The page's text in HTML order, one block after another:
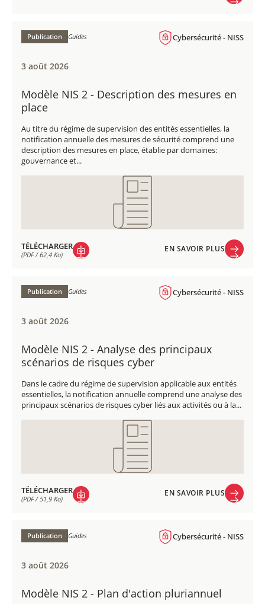
Publication Guides Cybersécurité - NISS
3 août 2026
Modèle NIS 2 - Description des mesures en
place
Au titre du régime de supervision des entités essentielles, la
notification annuelle des mesures de sécurité comprend une
description des mesures en place, établie par domaines:
gouvernance et...
TÉLÉCHARGER
(PDF / 62,4 Ko)
(PDF / 62,4 Ko)
EN SAVOIR PLUS
Publication Guides Cybersécurité - NISS
3 août 2026
Modèle NIS 2 - Analyse des principaux
scénarios de risques cyber
Dans le cadre du régime de supervision applicable aux entités
essentielles, la notification annuelle comprend une analyse des
principaux scénarios de risques cyber liés aux activités ou à la...
TÉLÉCHARGER
(PDF / 51,9 Ko)
(PDF / 51,9 Ko)
EN SAVOIR PLUS
Publication Guides Cybersécurité - NISS
3 août 2026
Modèle NIS 2 - Plan d'action pluriannuel